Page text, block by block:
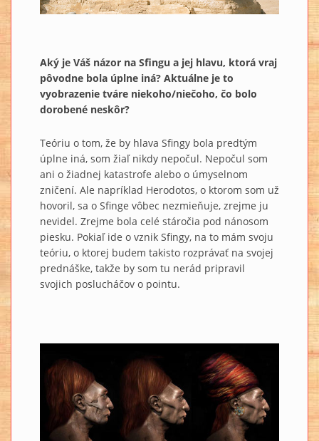
Aký je Váš názor na Sfingu a jej hlavu, ktorá vraj
pôvodne bola úplne iná? Aktuálne je to
vyobrazenie tváre niekoho/niečoho, čo bolo
dorobené neskôr?
Teóriu o tom, že by hlava Sfingy bola predtým
úplne iná, som žiaľ nikdy nepočul. Nepočul som
ani o žiadnej katastrofe alebo o úmyselnom
zničení. Ale napríklad Herodotos, o ktorom som už
hovoril, sa o Sfinge vôbec nezmieňuje, zrejme ju
nevidel. Zrejme bola celé stáročia pod nánosom
piesku. Pokiaľ ide o vznik Sfingy, na to mám svoju
teóriu, o ktorej budem takisto rozprávať na svojej
prednáške, takže by som tu nerád pripravil
svojich poslucháčov o pointu.